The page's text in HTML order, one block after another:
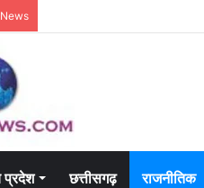
प्रदेश छत्तीसगढ़ राजनीतिक